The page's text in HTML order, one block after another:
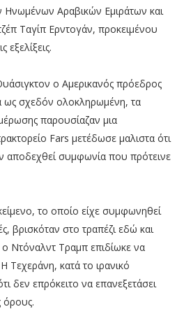
Ηνωμένων Αραβικών Εμιράτων και
Ταγίπ Ερντογάν, προκειμένου
εξελίξεις.
ο Αμερικανός πρόεδρος
ως σχεδόν ολοκληρωμένη, τα
παρουσίαζαν μια
Fars μετέδωσε μαλιστα ότι
αποδεχθεί συμφωνία που πρότεινε
το οποίο είχε συμφωνηθεί
βρισκόταν στο τραπέζι εδώ και
Ντόναλντ Τραμπ επιδίωκε να
Τεχεράνη, κατά το ιρανικό
δεν επρόκειτο να επανεξετάσει
όρους.